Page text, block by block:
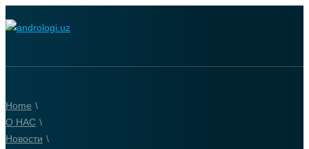
Home \
О НАС \
Новости \